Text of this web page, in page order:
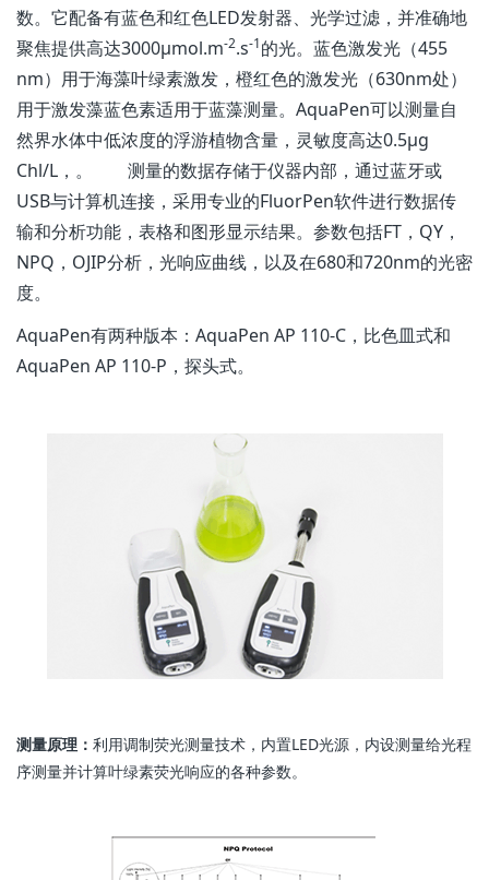
数。它配备有蓝色和红色LED发射器、光学过滤，并准确地
聚焦提供高达3000µmol.m-2.s-1的光。蓝色激发光（455
nm）用于海藻叶绿素激发，橙红色的激发光（630nm处）
用于激发藻蓝色素适用于蓝藻测量。AquaPen可以测量自
然界水体中低浓度的浮游植物含量，灵敏度高达0.5µg
Chl/L，。 测量的数据存储于仪器内部，通过蓝牙或
USB与计算机连接，采用专业的FluorPen软件进行数据传
输和分析功能，表格和图形显示结果。参数包括FT，QY，
NPQ，OJIP分析，光响应曲线，以及在680和720nm的光密
度。
AquaPen有两种版本：AquaPen AP 110-C，比色皿式和
AquaPen AP 110-P，探头式。
测量原理： 利用调制荧光测量技术，内置LED光源，内设测量给光程
序测量并计算叶绿素荧光响应的各种参数。